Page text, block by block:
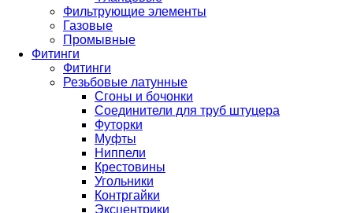
Фильтрующие элементы
Газовые
Промывные
Фитинги
Фитинги
Резьбовые латунные
Сгоны и бочонки
Соединители для труб штуцера
Футорки
Муфты
Ниппели
Крестовины
Угольники
Контргайки
Эксцентрики